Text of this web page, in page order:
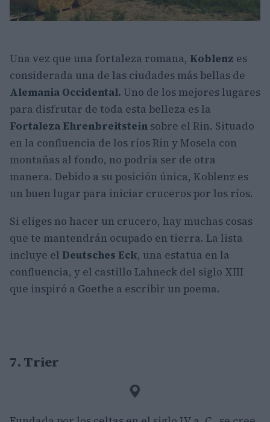
Una vez que una fortaleza romana, Koblenz es
considerada una de las ciudades más bellas de
Alemania Occidental. Uno de los mejores lugares
para disfrutar de toda esta belleza es la
Fortaleza Ehrenbreitstein sobre el Rin. Situado
en la confluencia de los ríos Rin y Mosela con
montañas al fondo, no podría ser de otra
manera. Debido a su posición única, Koblenz es
un buen lugar para iniciar cruceros por los ríos.
Si eliges no hacer un crucero, hay muchas cosas
que te mantendrán ocupado en tierra. La lista
incluye el Deutsches Eck, una estatua en la
confluencia, y el castillo Lahneck del siglo XIII
que inspiró a Goethe a escribir un poema.
7. Trier